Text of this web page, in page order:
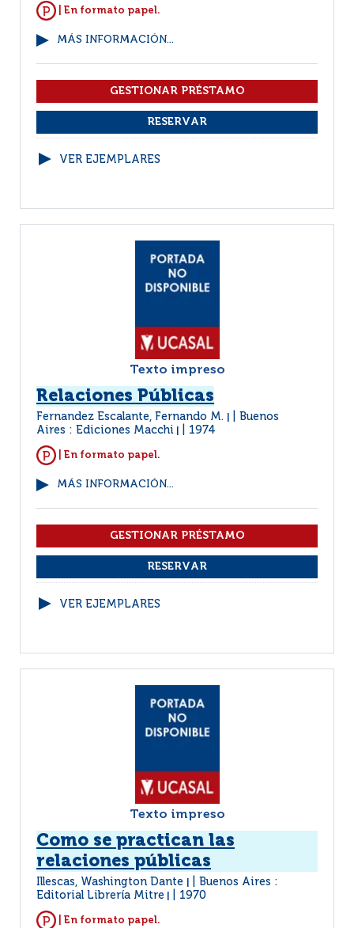
| En formato papel.
MÁS INFORMACIÓN...
VER EJEMPLARES
Texto impreso
Relaciones Públicas
Fernandez Escalante, Fernando M.
Buenos
Aires : Ediciones Macchi
1974
| En formato papel.
MÁS INFORMACIÓN...
VER EJEMPLARES
Texto impreso
Como se practican las
relaciones públicas
Illescas, Washington Dante
Buenos Aires :
Editorial Librería Mitre
1970
| En formato papel.